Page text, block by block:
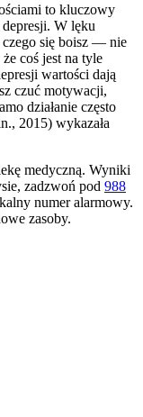
to kluczowy
W lęku
się boisz — nie
coś jest na tyle
wartości dają
czuć motywacji,
działanie często
2015) wykazała
medyczną. Wyniki
zadzwoń pod 988
numer alarmowy.
zasoby.